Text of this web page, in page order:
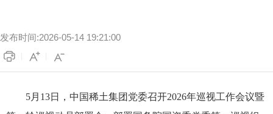
发布时间:2026-05-14 19:21:00
5月13日，中国稀土集团党委召开2026年巡视工作会议暨